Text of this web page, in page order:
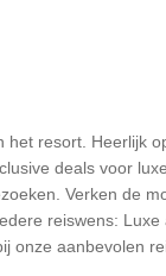
resort. Heerlijk
deals voor
Verken de
reiswens:
onze aanbevolen